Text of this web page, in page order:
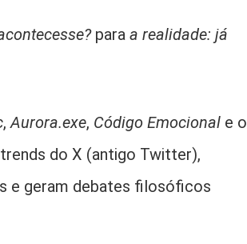
para a realidade: já
,Aurora.exe, Código Emocional e o
do X (antigo Twitter),
e geram debates filosóficos